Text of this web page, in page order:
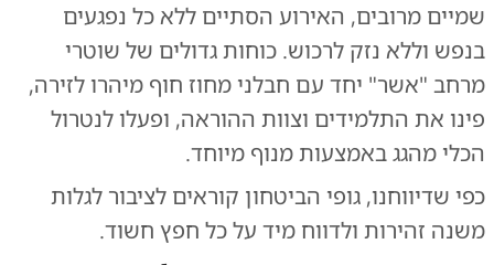
שמיים מרובים, האירוע הסתיים ללא כל נפגעים
בנפש וללא נזק לרכוש. כוחות גדולים של שוטרי
מרחב "אשר" יחד עם חבלני מחוז חוף מיהרו לזירה,
פינו את התלמידים וצוות ההוראה, ופעלו לנטרול
הכלי מהגג באמצעות מנוף מיוחד.
כפי שדיווחנו, גופי הביטחון קוראים לציבור לגלות
משנה זהירות ולדווח מיד על כל חפץ חשוד.